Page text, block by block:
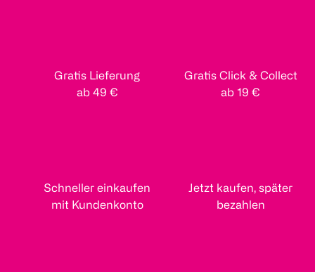
Gratis Lieferung
ab 49 €
Gratis Click & Collect
ab 19 €
Schneller einkaufen
mit Kundenkonto
Jetzt kaufen, später
bezahlen